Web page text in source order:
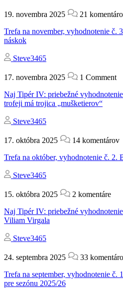
19. novembra 2025
21
Trefa na november, vyhodnotenie č.
náskok
Steve3465
17. novembra 2025
1 Comment
Naj Tipér IV: priebežné
trofeji má trojica „mušketierov“
Steve3465
17. októbra 2025
14 komentárov
Trefa na október, vyhodnotenie č. 2.
Steve3465
15. októbra 2025
2 komentáre
Naj Tipér IV: priebežné
Viliam Virgala
Steve3465
24. septembra 2025
33
Trefa na september, vyhodnotenie
pre sezónu 2025/26